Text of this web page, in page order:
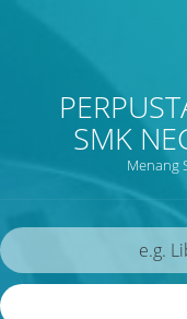
SMK
Menang